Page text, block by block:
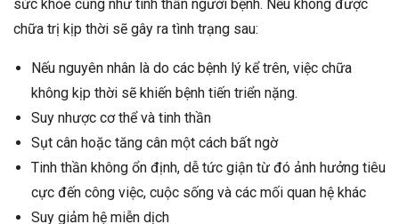
sức khỏe cũng như tinh thần người bệnh. Nếu không được
chữa trị kịp thời sẽ gây ra tình trạng sau:
Nếu nguyên nhân là do các bệnh lý kể trên, việc chữa
không kịp thời sẽ khiến bệnh tiến triển nặng.
Suy nhược cơ thể và tinh thần
Sụt cân hoặc tăng cân một cách bất ngờ
Tinh thần không ổn định, dễ tức giận từ đó ảnh hưởng tiêu
cực đến công việc, cuộc sống và các mối quan hệ khác
Suy giảm hệ miễn dịch